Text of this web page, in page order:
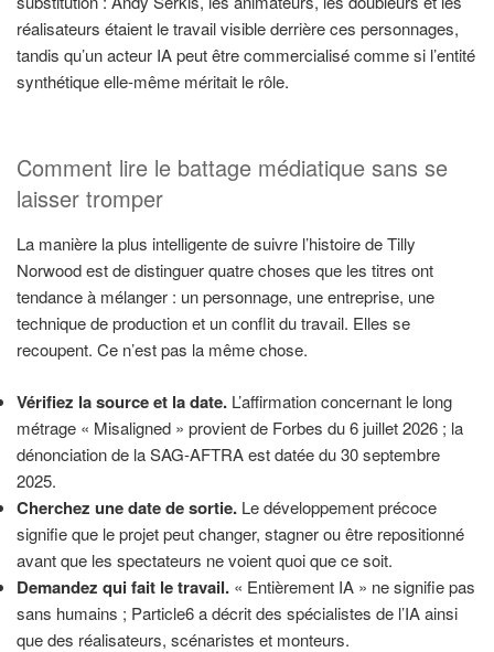
réalisateurs étaient le travail visible derrière ces personnages,
tandis qu’un acteur IA peut être commercialisé comme si l’entité
synthétique elle-même méritait le rôle.
Comment lire le battage médiatique sans se
laisser tromper
La manière la plus intelligente de suivre l’histoire de Tilly
Norwood est de distinguer quatre choses que les titres ont
tendance à mélanger : un personnage, une entreprise, une
technique de production et un conflit du travail. Elles se
recoupent. Ce n’est pas la même chose.
Vérifiez la source et la date. L’affirmation concernant le long
métrage « Misaligned » provient de Forbes du 6 juillet 2026 ; la
dénonciation de la SAG-AFTRA est datée du 30 septembre
2025.
Cherchez une date de sortie. Le développement précoce
signifie que le projet peut changer, stagner ou être repositionné
avant que les spectateurs ne voient quoi que ce soit.
Demandez qui fait le travail. « Entièrement IA » ne signifie pas
sans humains ; Particle6 a décrit des spécialistes de l’IA ainsi
que des réalisateurs, scénaristes et monteurs.